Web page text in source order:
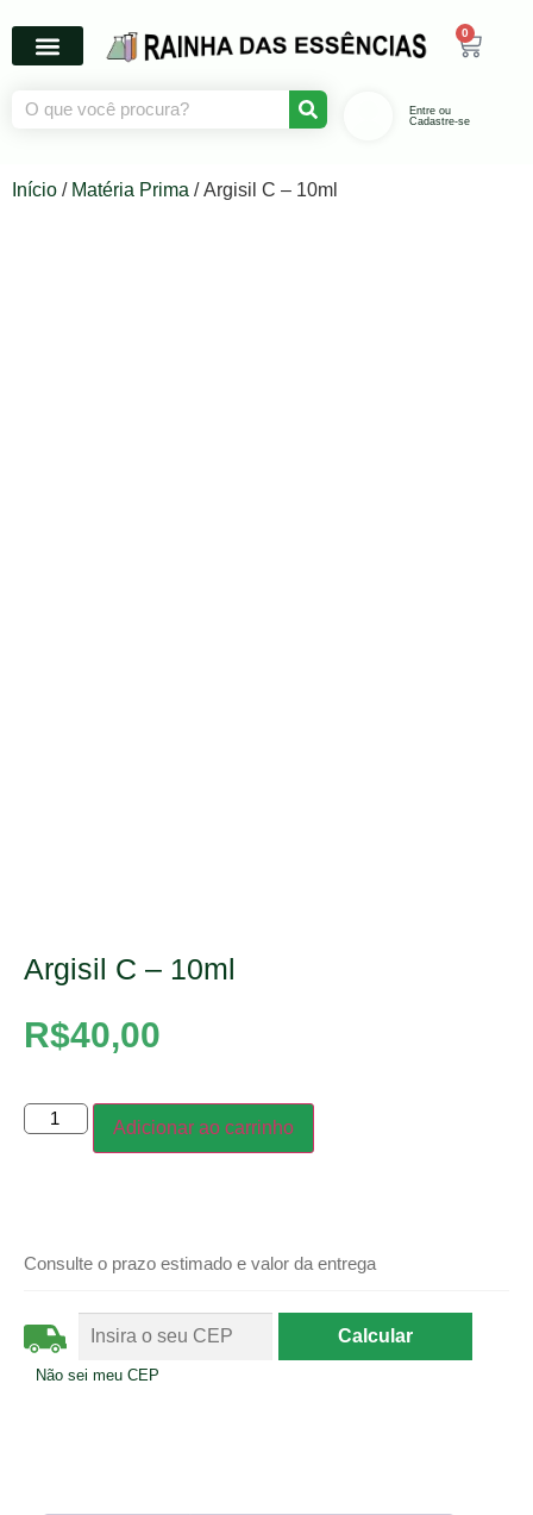
0
Entre ou
Cadastre-se
Início / Matéria Prima / Argisil C – 10ml
Argisil C – 10ml
R$40,00
Adicionar ao carrinho
Consulte o prazo estimado e valor da entrega
Não sei meu CEP